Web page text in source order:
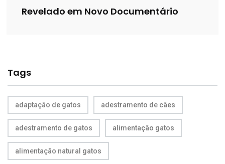
Revelado em Novo Documentário
Tags
adaptação de gatos adestramento de cães
adestramento de gatos alimentação gatos
alimentação natural gatos